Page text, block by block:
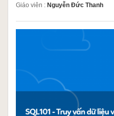
Giáo viên : Nguyễn Đức Thanh